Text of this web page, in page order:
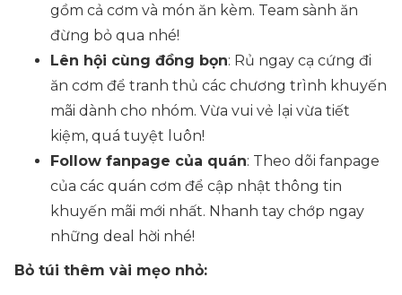
gồm cả cơm và món ăn kèm. Team sành ăn
đừng bỏ qua nhé!
Lên hội cùng đồng bọn: Rủ ngay cạ cứng đi
ăn cơm để tranh thủ các chương trình khuyến
mãi dành cho nhóm. Vừa vui vẻ lại vừa tiết
kiệm, quá tuyệt luôn!
Follow fanpage của quán: Theo dõi fanpage
của các quán cơm để cập nhật thông tin
khuyến mãi mới nhất. Nhanh tay chớp ngay
những deal hời nhé!
Bỏ túi thêm vài mẹo nhỏ: